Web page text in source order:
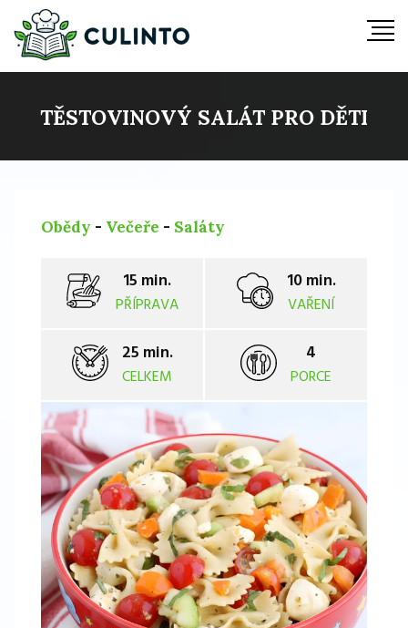
TĚSTOVINOVÝ SALÁT PRO DĚTI
Obědy - Večeře - Saláty
15 min.
PŘÍPRAVA
10 min.
VAŘENÍ
25 min.
CELKEM
4
PORCE